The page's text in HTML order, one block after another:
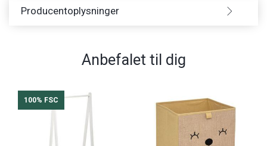
Producentoplysninger
Anbefalet til dig
100% FSC